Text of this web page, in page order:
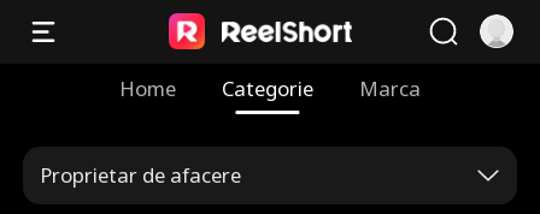
Home Categorie Marca
Proprietar de afacere